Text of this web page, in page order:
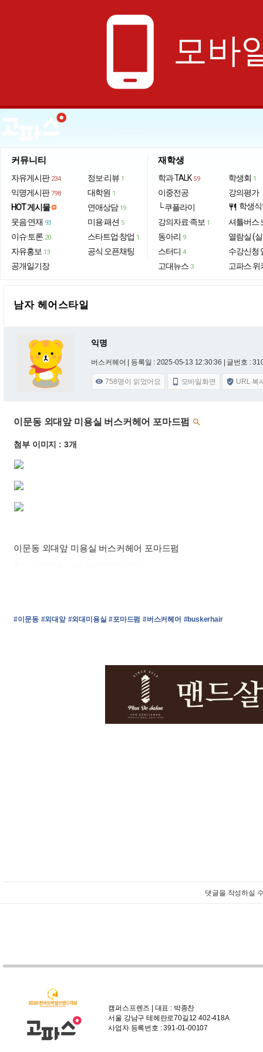
phone_android 모바
커뮤니티
자유게시판 234
익명게시판 798
HOT 게시물
웃음·연재 93
이슈·토론 20
자유홍보 13
공개일기장
정보·리뷰 1
대학원 1
연애상담 19
미용·패션 5
스타트업·창업 1
공식 오픈채팅
재학생
학과 TALK 59
이중전공
└ 쿠플라이
강의자료·족보 1
동아리 9
스터디 4
고대뉴스 3
학생회 1
강의평가
restaurant 학생
셔틀버스
열람실 (
수강신청
고파스 위
남자 헤어스타일
익명
버스커헤어 | 등록일 : 2025-05-13 12:30:36 | 글번호 :
 758명이 읽었어요  모바일화면  URL 복
이문동 외대앞 미용실 버스커헤어 포마드펌 
첨부 이미지 : 3개
이문동 외대앞 미용실 버스커헤어 포마드펌
#이문동 #외대앞 #외대미용실 #포마드펌 #버스커헤어 #buskerhair
댓글을 작성하실
캠퍼스프렌즈 | 대표 : 박종찬
서울 강남구 테헤란로70길12 402-418A
사업자 등록번호 : 391-01-00107